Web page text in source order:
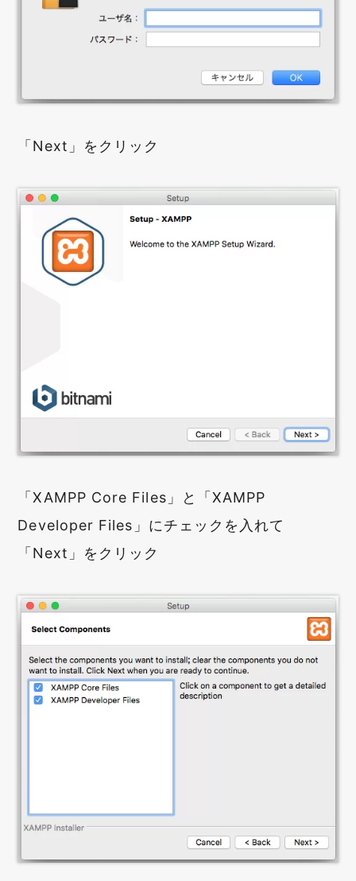
「Next」をクリック
「XAMPP Core Files」と「XAMPP
Developer Files」にチェックを入れて
「Next」をクリック